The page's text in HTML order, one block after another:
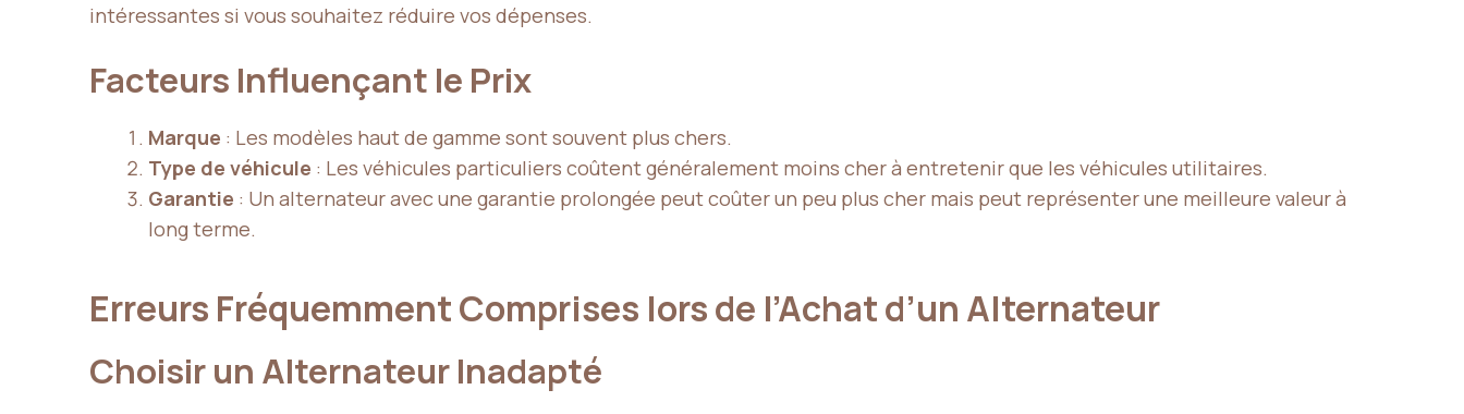
intéressantes si vous souhaitez réduire vos dépenses.
Facteurs Influençant le Prix
Marque : Les modèles haut de gamme sont souvent plus chers.
Type de véhicule : Les véhicules particuliers coûtent généralement moins cher à entretenir que les véhicules utilitaires.
Garantie : Un alternateur avec une garantie prolongée peut coûter un peu plus cher mais peut représenter une meilleure valeur à
long terme.
Erreurs Fréquemment Comprises lors de l’Achat d’un Alternateur
Choisir un Alternateur Inadapté